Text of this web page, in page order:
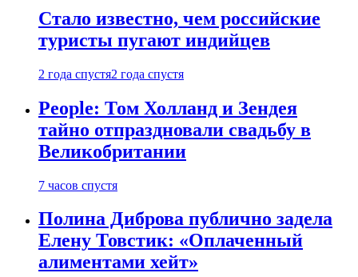
Стало известно, чем российские
туристы пугают индийцев
2 года спустя2 года спустя
People: Том Холланд и Зендея
тайно отпраздновали свадьбу в
Великобритании
7 часов спустя
Полина Диброва публично задела
Елену Товстик: «Оплаченный
алиментами хейт»